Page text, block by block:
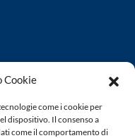
Cookie
come i cookie per
dispositivo. Il consenso a
come il comportamento di
Luperini